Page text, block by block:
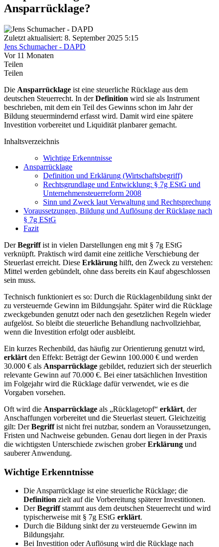
Ansparrücklage?
Zuletzt aktualisiert: 8. September 2025 5:15
Jens Schumacher - DAPD
Vor 11 Monaten
Teilen
Teilen
Die Ansparrücklage ist eine steuerliche Rücklage aus dem
deutschen Steuerrecht. In derDefinition wird sie als Instrument
beschrieben, mit dem ein Teil des Gewinns schon im Jahr der
Bildung steuermindernd erfasst wird. Damit wird eine spätere
Investition vorbereitet und Liquidität planbarer gemacht.
Inhaltsverzeichnis
Wichtige Erkenntnisse
Ansparrücklage
Definition und Erklärung (Wirtschaftsbegriff)
Rechtsgrundlage und Entwicklung: § 7g EStG und
Unternehmensteuerreform 2008
Sinn und Zweck laut Verwaltung und Rechtsprechung
Voraussetzungen, Bildung und Auflösung der Rücklage nach
§ 7g EStG
Fazit
DerBegriffist in vielen Darstellungen eng mit § 7g EStG
verknüpft. Praktisch wird damit eine zeitliche Verschiebung der
Steuerlast erreicht. Diese Erklärung hilft, den Zweck zu verstehen:
Mittel werden gebündelt, ohne dass bereits ein Kauf abgeschlossen
sein muss.
Technisch funktioniert es so: Durch die Rücklagenbildung sinkt der
zu versteuernde Gewinn im Bildungsjahr. Später wird die Rücklage
zweckgebunden genutzt oder nach den gesetzlichen Regeln wieder
aufgelöst. So bleibt die steuerliche Behandlung nachvollziehbar,
wenn die Investition erfolgt oder ausbleibt.
Ein kurzes Rechenbild, das häufig zur Orientierung genutzt wird,
erklärt den Effekt: Beträgt der Gewinn 100.000 € und werden
30.000 € als Ansparrücklage gebildet, reduziert sich der steuerlich
relevante Gewinn auf 70.000 €. Bei einer tatsächlichen Investition
im Folgejahr wird die Rücklage dafür verwendet, wie es die
Vorgaben vorsehen.
Oft wird die Ansparrücklage als „Rücklagetopf“ erklärt, der
Anschaffungen vorbereitet und die Steuerlast steuert. Gleichzeitig
gilt: DerBegriffist nicht frei nutzbar, sondern an Voraussetzungen,
Fristen und Nachweise gebunden. Genau dort liegen in der Praxis
die wichtigsten Unterschiede zwischen groberErklärung und
sauberer Anwendung.
Wichtige Erkenntnisse
Die Ansparrücklage ist eine steuerliche Rücklage; die
Definition zielt auf die Vorbereitung späterer Investitionen.
DerBegriffstammt aus dem deutschen Steuerrecht und wird
typischerweise mit § 7g EStG erklärt.
Durch die Bildung sinkt der zu versteuernde Gewinn im
Bildungsjahr.
Bei Investition oder Auflösung wird die Rücklage nach